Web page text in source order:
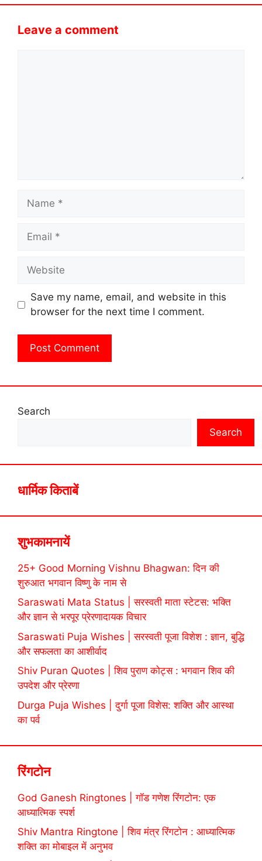
Leave a comment
Name
Email
Website
Save my name, email, and website in this
browser for the next time I comment.
Search
Search
धार्मिक किताबें
शुभकामनायें
25+ Good Morning Vishnu Bhagwan: दिन की
शुरुआत भगवान विष्णु के नाम से
Saraswati Mata Status | सरस्वती माता स्टेटस: भक्ति
और ज्ञान से भरपूर प्रेरणादायक विचार
Saraswati Puja Wishes | सरस्वती पूजा विशेश : ज्ञान, बुद्धि
और सफलता का आशीर्वाद
Shiv Puran Quotes | शिव पुराण कोट्स : भगवान शिव की
उपदेश और प्रेरणा
Durga Puja Wishes | दुर्गा पूजा विशेस: शक्ति और आस्था
का पर्व
रिंगटोन
God Ganesh Ringtones | गॉड गणेश रिंगटोन: एक
आध्यात्मिक स्पर्श
Shiv Mantra Ringtone | शिव मंत्र रिंगटोन : आध्यात्मिक
शक्ति का मोबाइल में अनुभव